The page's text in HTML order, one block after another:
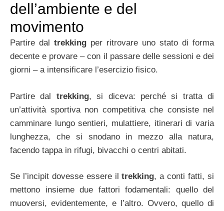
dell’ambiente e del
movimento
Partire dal trekking per ritrovare uno stato di forma
decente e provare – con il passare delle sessioni e dei
giorni – a intensificare l’esercizio fisico.
Partire dal trekking, si diceva: perché si tratta di
un’attività sportiva non competitiva che consiste nel
camminare lungo sentieri, mulattiere, itinerari di varia
lunghezza, che si snodano in mezzo alla natura,
facendo tappa in rifugi, bivacchi o centri abitati.
Se l’incipit dovesse essere iltrekking, a conti fatti, si
mettono insieme due fattori fodamentali: quello del
muoversi, evidentemente, e l’altro. Ovvero, quello di